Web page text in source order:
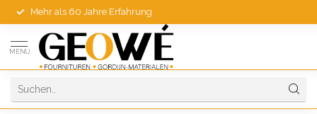
Mehr als 60 Jahre Erfahrung
MENU